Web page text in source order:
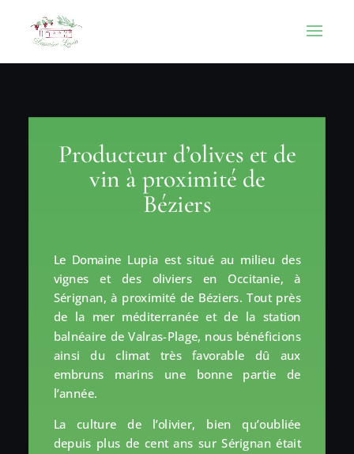
Producteur d’olives et de
vin à proximité de
Béziers
Le Domaine Lupia est situé au milieu des
vignes et des oliviers en Occitanie, à
Sérignan, à proximité de Béziers. Tout près
de la mer méditerranée et de la station
balnéaire de Valras-Plage, nous bénéficions
ainsi du climat très favorable dû aux
embruns marins une bonne partie de
l’année.
La culture de l’olivier, bien qu’oubliée
depuis plus de cent ans sur Sérignan était